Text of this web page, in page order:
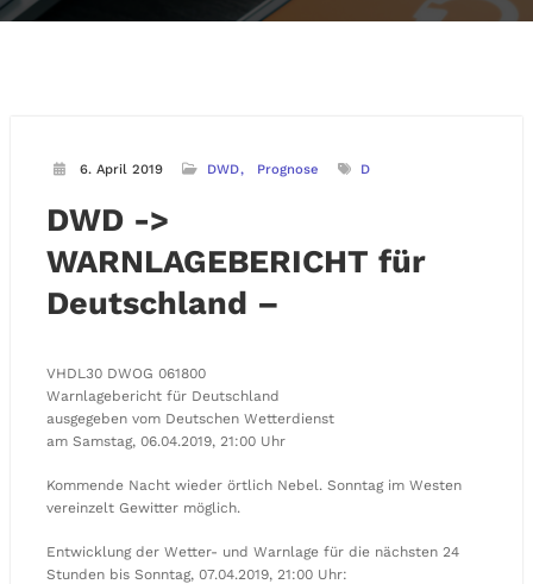
6. April 2019 DWD Prognose D
DWD ->
WARNLAGEBERICHT für
Deutschland –
VHDL30 DWOG 061800
Warnlagebericht für Deutschland
ausgegeben vom Deutschen Wetterdienst
am Samstag, 06.04.2019, 21:00 Uhr
Kommende Nacht wieder örtlich Nebel. Sonntag im Westen
vereinzelt Gewitter möglich.
Entwicklung der Wetter- und Warnlage für die nächsten 24
Stunden bis Sonntag, 07.04.2019, 21:00 Uhr: